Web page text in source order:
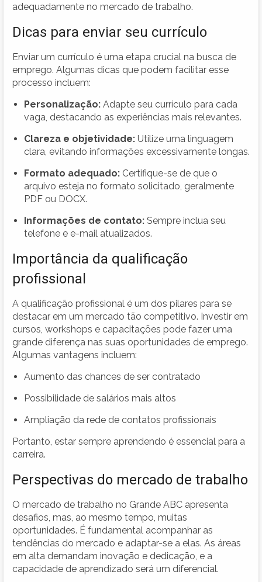
adequadamente no mercado de trabalho.
Dicas para enviar seu currículo
Enviar um currículo é uma etapa crucial na busca de
emprego. Algumas dicas que podem facilitar esse
processo incluem:
Personalização: Adapte seu currículo para cada
vaga, destacando as experiências mais relevantes.
Clareza e objetividade: Utilize uma linguagem
clara, evitando informações excessivamente longas.
Formato adequado: Certifique-se de que o
arquivo esteja no formato solicitado, geralmente
PDF ou DOCX.
Informações de contato: Sempre inclua seu
telefone e e-mail atualizados.
Importância da qualificação
profissional
A qualificação profissional é um dos pilares para se
destacar em um mercado tão competitivo. Investir em
cursos, workshops e capacitações pode fazer uma
grande diferença nas suas oportunidades de emprego.
Algumas vantagens incluem:
Aumento das chances de ser contratado
Possibilidade de salários mais altos
Ampliação da rede de contatos profissionais
Portanto, estar sempre aprendendo é essencial para a
carreira.
Perspectivas do mercado de trabalho
O mercado de trabalho no Grande ABC apresenta
desafios, mas, ao mesmo tempo, muitas
oportunidades. É fundamental acompanhar as
tendências do mercado e adaptar-se a elas. As áreas
em alta demandam inovação e dedicação, e a
capacidade de aprendizado será um diferencial.